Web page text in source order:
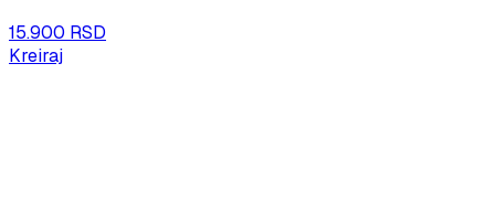
15.900 RSD
Kreiraj